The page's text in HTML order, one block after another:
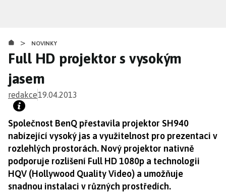
obsahu
> NOVINKY
Full HD projektor s vysokým
jasem
redakce19.04.2013
Společnost BenQ přestavila projektor SH940
nabízející vysoký jas a využitelnost pro prezentaci v
rozlehlých prostorách. Nový projektor nativně
podporuje rozlišení Full HD 1080p a technologii
HQV (Hollywood Quality Video) a umožňuje
snadnou instalaci v různých prostředích.